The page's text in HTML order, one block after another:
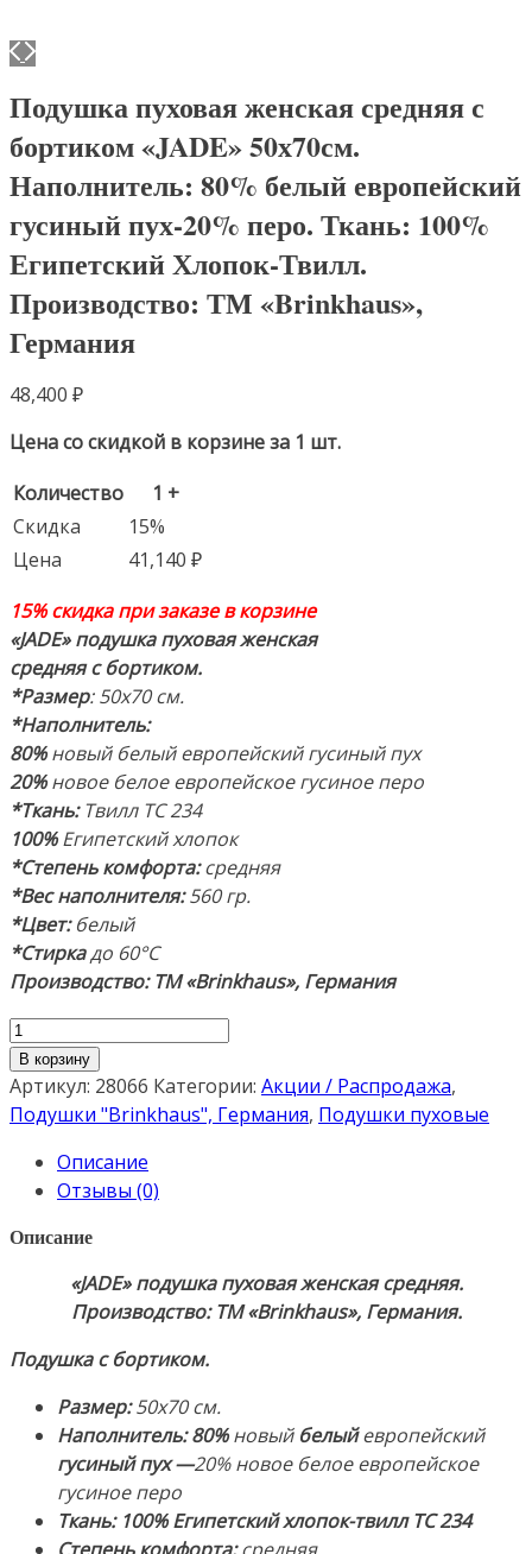
Подушка пуховая женская средняя с
бортиком «JADE» 50х70см.
Наполнитель: 80% белый европейский
гусиный пух-20% перо. Ткань: 100%
Египетский Хлопок-Твилл.
Производство: ТМ «Brinkhaus»,
Германия
48,400 ₽
Цена со скидкой в корзине за 1 шт.
Количество
1 +
Скидка
15%
Цена
41,140 ₽
15% скидка при заказе в корзине
«JADE» подушка пуховая женская
средняяс бортиком.
*Размер: 50х70 см.
*Наполнитель:
80%новый белый европейский гусиный пух
20%новое белое европейское гусиное перо
*Ткань:Твилл ТС 234
100%Египетский хлопок
*Степень комфорта:средняя
*Вес наполнителя:560 гр.
*Цвет:белый
*Стиркадо 60°С
Производство: ТМ «Brinkhaus», Германия
Количество
товара
Подушка
пуховая
средняя
бортиком
50х70см.
Наполнитель:
белый
европейский
гусиный
пух-20%
Ткань:
100%
В корзину
Артикул: 28066 Категории: Акции / Распродажа,
Подушки "Brinkhaus", Германия, Подушки пуховые
Описание
Отзывы (0)
Описание
«JADE» подушка пуховая женская средняя.
Производство: ТМ «Brinkhaus», Германия.
Подушка с бортиком.
Размер:50х70 см.
Наполнитель:80%новыйбелыйевропейский
гусиный пух —20% новое белое европейское
гусиное перо
Ткань: 100% Египетский хлопок-твилл ТС 234